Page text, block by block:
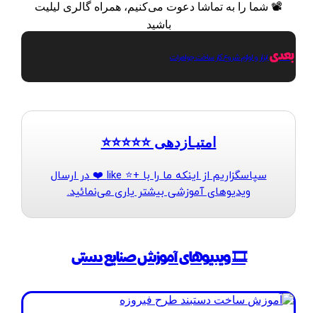
📽 شما را به تماشا دعوت می‌کنیم، همراه گالری لیلیت
باشید
بعدیابزار و لوازم شروع کار ساخت جواهرات
امتیـازدهی ⭐️⭐️⭐️⭐️⭐️
سپاسگزاریم از اینکه ما را با +⭐️ like ❤️ در ارسال
ویدیوهای آموزشی بیشتر یاری می‌نمائید.
🎞️ ویدیوهای آموزش صنایع دستی